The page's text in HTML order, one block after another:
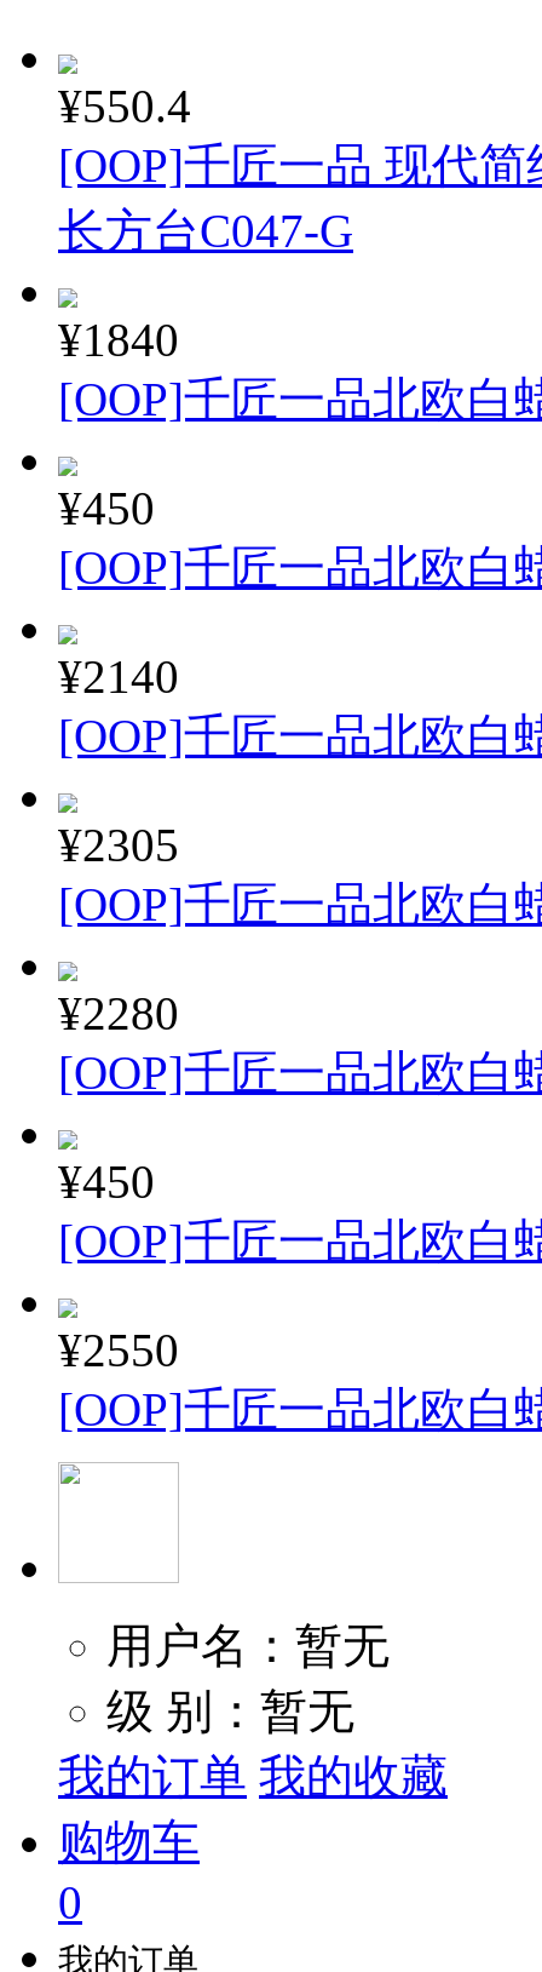
¥550.4
[OOP]千匠一品 现代
长方台C047-G
¥1840
[OOP]千匠一品北欧白
¥450
[OOP]千匠一品北欧白
¥2140
[OOP]千匠一品北欧白
¥2305
[OOP]千匠一品北欧白
¥2280
[OOP]千匠一品北欧白
¥450
[OOP]千匠一品北欧白
¥2550
[OOP]千匠一品北欧白
用户名：暂无
级 别：暂无
我的订单 我的收藏
购物车
0
我的订单